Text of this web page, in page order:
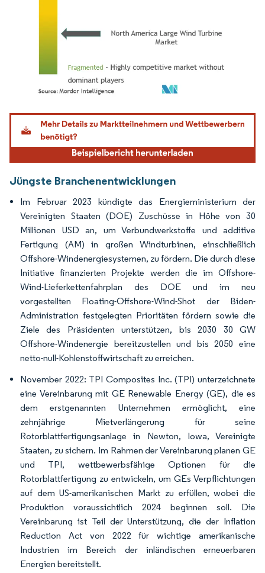
Bild © Mordor Intelligence. Wiederverwendung erfordert Namensnennung gemäß
Jüngste Branchenentwicklungen
Im Februar 2023 kündigte das Energieministerium der
Vereinigten Staaten (DOE) Zuschüsse in Höhe von 30
Millionen USD an, um Verbundwerkstoffe und additive
Fertigung (AM) in großen Windturbinen, einschließlich
Offshore-Windenergiesystemen, zu fördern. Die durch diese
Initiative finanzierten Projekte werden die im Offshore-
Wind-Lieferkettenfahrplan des DOE und im neu
vorgestellten Floating-Offshore-Wind-Shot der Biden-
Administration festgelegten Prioritäten fördern sowie die
Ziele des Präsidenten unterstützen, bis 2030 30 GW
Offshore-Windenergie bereitzustellen und bis 2050 eine
netto-null-Kohlenstoffwirtschaft zu erreichen.
November 2022: TPI Composites Inc. (TPI) unterzeichnete
eine Vereinbarung mit GE Renewable Energy (GE), die es
dem erstgenannten Unternehmen ermöglicht, eine
zehnjährige Mietverlängerung für seine
Rotorblattfertigungsanlage in Newton, Iowa, Vereinigte
Staaten, zu sichern. Im Rahmen der Vereinbarung planen GE
und TPI, wettbewerbsfähige Optionen für die
Rotorblattfertigung zu entwickeln, um GEs Verpflichtungen
auf dem US-amerikanischen Markt zu erfüllen, wobei die
Produktion voraussichtlich 2024 beginnen soll. Die
Vereinbarung ist Teil der Unterstützung, die der Inflation
Reduction Act von 2022 für wichtige amerikanische
Industrien im Bereich der inländischen erneuerbaren
Energien bereitstellt.